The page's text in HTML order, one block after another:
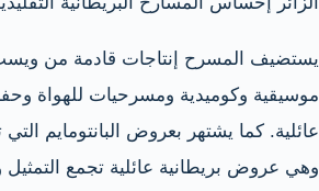
يستضيف المسرح إنتاجات قادمة من
موسيقية وكوميدية ومسرحيات للهواة
عائلية. كما يشتهر بعروض البانتومايم
وهي عروض بريطانية عائلية تجمع التمثيل